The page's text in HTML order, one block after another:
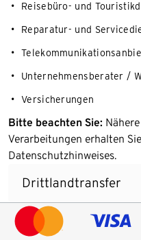
Reisebüro- und
Reparatur- und
Unternehmensberater /
Versicherungen
Bitte beachten Sie:
Verarbeitungen erhalten
Datenschutzhinweises.
Drittlandtransfer